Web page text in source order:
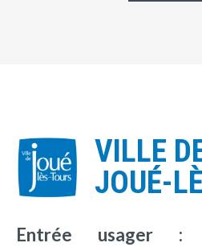
VILLE
JOUÉ-
Entrée usager :